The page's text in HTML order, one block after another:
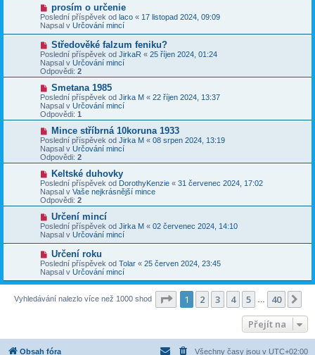
e
k
í
s
p
ě
v
e
k
N
o
v
ý
p
í
s
p
v
e
k
prosím o určenie
Poslední příspěvek od laco « 17 listopad 2024, 09:09
Napsal v Určování mincí
N
o
v
ý
p
s
p
ě
v
e
k
Středověké falzum feniku?
Poslední příspěvek od JirkaR « 25 říjen 2024, 01:24
Napsal v Určování mincí
Odpovědi: 2
N
o
v
ý
p
s
p
ě
v
e
k
Smetana 1985
Poslední příspěvek od Jirka M « 22 říjen 2024, 13:37
Napsal v Určování mincí
Odpovědi: 1
N
o
v
ý
p
s
p
ě
v
e
k
Mince stříbrná 10koruna 1933
Poslední příspěvek od Jirka M « 08 srpen 2024, 13:19
Napsal v Určování mincí
Odpovědi: 2
N
o
v
ý
p
s
p
v
e
k
Keltské duhovky
Poslední příspěvek od DorothyKenzie « 31 červenec 2024, 17:02
Napsal v Vaše nejkrásnější mince
Odpovědi: 2
N
o
v
ý
p
í
s
p
v
Určení mincí
Poslední příspěvek od Jirka M « 02 červenec 2024, 14:10
Napsal v Určování mincí
N
o
v
ý
p
ř
í
k
Určení roku
Poslední příspěvek od Tolar « 25 červen 2024, 23:45
Napsal v Určování mincí
Vyhledávání nalezlo více než 1000 shod Stránka z 40
1 2 3 4 5 40
Přejít na
Obsah fóra Všechny časy jsou v UTC+02:00